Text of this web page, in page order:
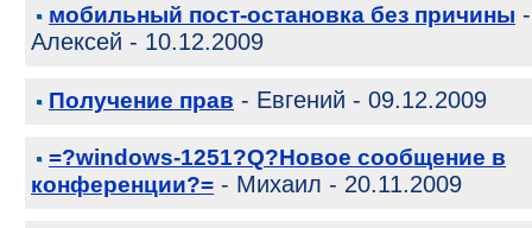
мобильный пост-остановка без причины -
Алексей - 10.12.2009
Получение прав - Евгений - 09.12.2009
=?windows-1251?Q?Новое сообщение в
конференции?= - Михаил - 20.11.2009